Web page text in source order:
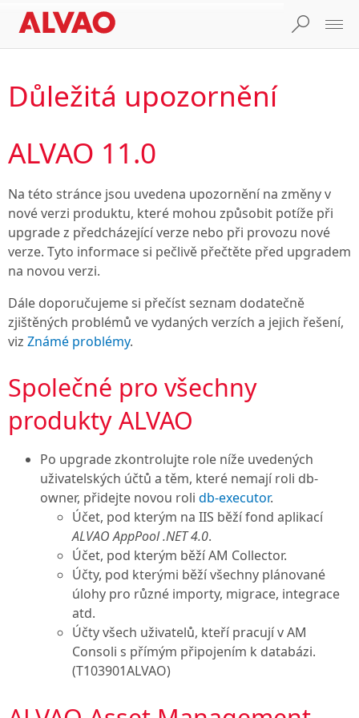
Důležitá upozornění
ALVAO 11.0
Na této stránce jsou uvedena upozornění na změny v
nové verzi produktu, které mohou způsobit potíže při
upgrade z předcházející verze nebo při provozu nové
verze. Tyto informace si pečlivě přečtěte před upgradem
na novou verzi.
Dále doporučujeme si přečíst seznam dodatečně
zjištěných problémů ve vydaných verzích a jejich řešení,
viz Známé problémy.
Společné pro všechny
produkty ALVAO
Po upgrade zkontrolujte role níže uvedených
uživatelských účtů a těm, které nemají roli db-
owner, přidejte novou roli db-executor.
Účet, pod kterým na IIS běží fond aplikací
ALVAO AppPool .NET 4.0.
Účet, pod kterým běží AM Collector.
Účty, pod kterými běží všechny plánované
úlohy pro různé importy, migrace, integrace
atd.
Účty všech uživatelů, kteří pracují v AM
Consoli s přímým připojením k databázi.
(T103901ALVAO)